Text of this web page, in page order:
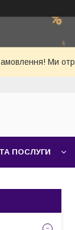
Ми
ПОСЛУГИ